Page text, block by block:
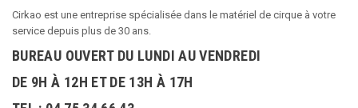
Cirkao est une entreprise spécialisée dans le matériel de cirque à votre
service depuis plus de 30 ans.
BUREAU OUVERT DU LUNDI AU VENDREDI
DE 9H À 12H ET DE 13H À 17H